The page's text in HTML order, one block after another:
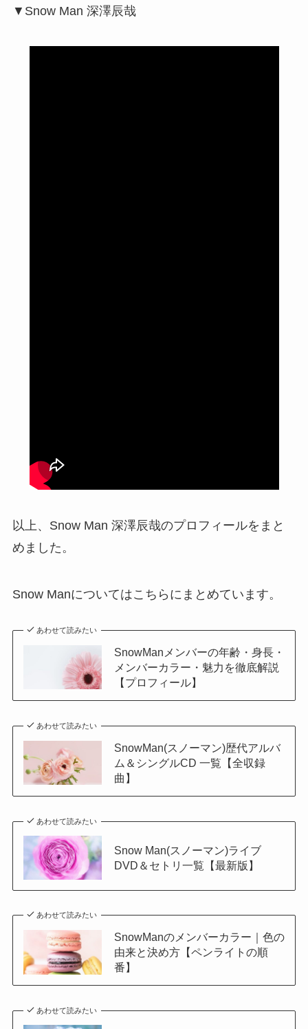
▼Snow Man 深澤辰哉
以上、Snow Man 深澤辰哉のプロフィールをまと
めました。
Snow Manについてはこちらにまとめています。
あわせて読みたい
SnowManメンバーの年齢・身長・
メンバーカラー・魅力を徹底解説
【プロフィール】
あわせて読みたい
SnowMan(スノーマン)歴代アルバ
ム＆シングルCD 一覧【全収録
曲】
あわせて読みたい
Snow Man(スノーマン)ライブ
DVD＆セトリ一覧【最新版】
あわせて読みたい
SnowManのメンバーカラー｜色の
由来と決め方【ペンライトの順
番】
あわせて読みたい